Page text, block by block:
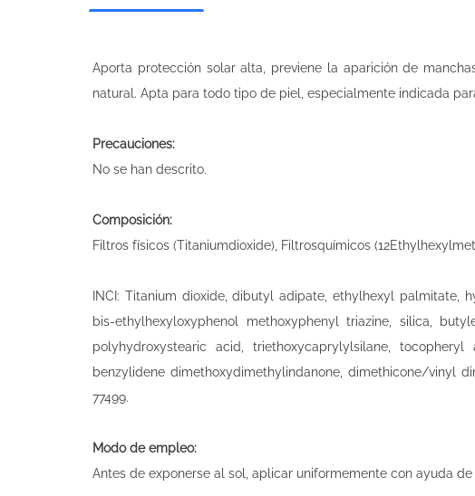
Aporta protección solar alta, previene la aparición de
natural. Apta para todo tipo de piel, especialmente indicada
Precauciones:
No se han descrito.
Composición:
Filtros físicos (Titaniumdioxide), Filtrosquímicos
INCI: Titanium dioxide, dibutyl adipate, ethylhexyl palmitate,
bis-ethylhexyloxyphenol methoxyphenyl triazine, silica,
polyhydroxystearic acid, triethoxycaprylylsilane,
benzylidene dimethoxydimethylindanone, dimethicone/vinyl
77499.
Modo de empleo:
Antes de exponerse al sol, aplicar uniformemente con ayuda